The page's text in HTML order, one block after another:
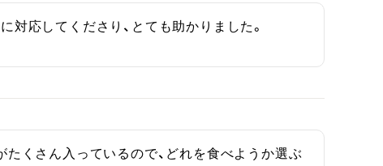
応してくださり、とても助かりました。
くさん入っているので、どれを食べようか選ぶ